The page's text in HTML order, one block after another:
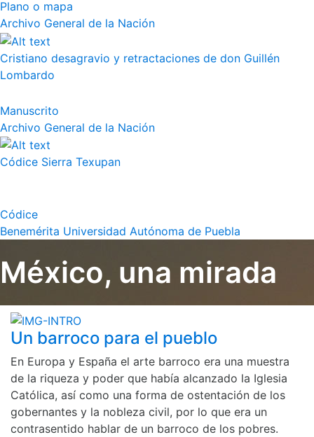
Plano o mapa
Archivo General de la Nación
Cristiano desagravio y retractaciones de don Guillén
Lombardo
Manuscrito
Archivo General de la Nación
Códice Sierra Texupan
Códice
Benemérita Universidad Autónoma de Puebla
México, una mirada
Un barroco para el pueblo
En Europa y España el arte barroco era una muestra
de la riqueza y poder que había alcanzado la Iglesia
Católica, así como una forma de ostentación de los
gobernantes y la nobleza civil, por lo que era un
contrasentido hablar de un barroco de los pobres.